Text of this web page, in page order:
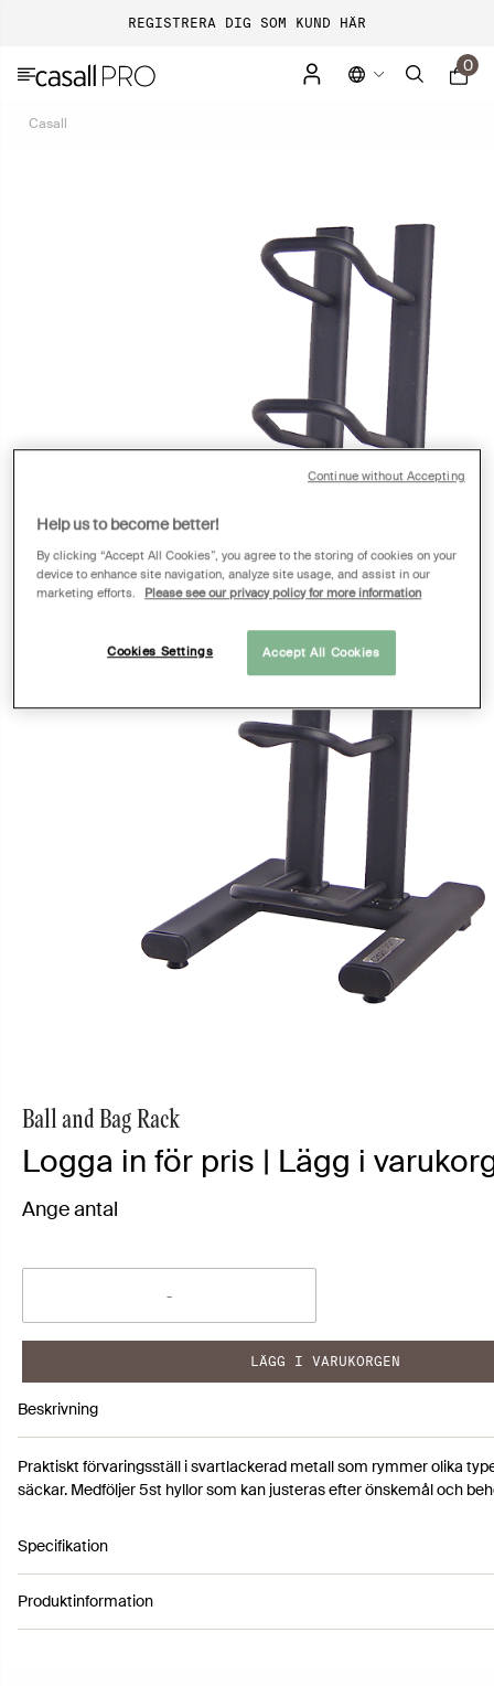
REGISTRERA DIG SOM KUND HÄR
0
Casall
Ball and Bag Rack
Logga in för pris | Lägg i
Ange antal
LÄGG I VARUKORGEN
Beskrivning
Praktiskt förvaringsställ i svartlackerad metall som rymmer olika
säckar. Medföljer 5st hyllor som kan justeras efter önskemål och
Specifikation
Artikelnummer 1663033
Produktinformation
Help us to become better!
By clicking “Accept All Cookies”, you agree to the storing of cookies on your
device to enhance site navigation, analyze site usage, and assist in our
marketing efforts.
Please see our privacy policy for more information
Cookies Settings Accept All Cookies
Continue without Accepting